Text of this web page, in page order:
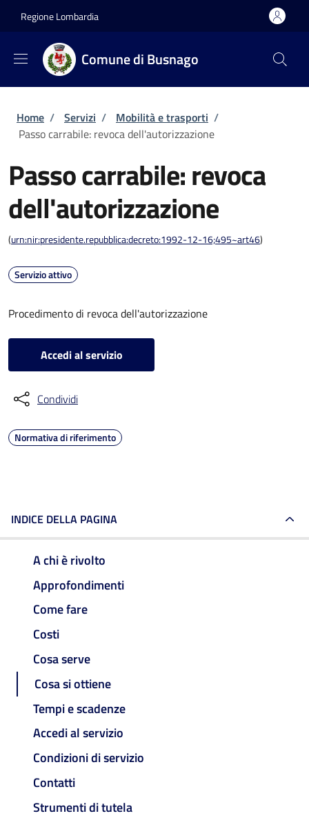
Regione Lombardia
Comune di Busnago
Briciole di pane
Home / Servizi / Mobilità e trasporti /
Passo carrabile: revoca dell'autorizzazione
Passo carrabile: revoca
dell'autorizzazione
(urn:nir:presidente.repubblica:decreto:1992-12-16;495~art46)
Servizio attivo
Procedimento di revoca dell'autorizzazione
Accedi al servizio
Condividi
Normativa di riferimento
INDICE DELLA PAGINA
A chi è rivolto
Approfondimenti
Come fare
Costi
Cosa serve
Cosa si ottiene
Tempi e scadenze
Accedi al servizio
Condizioni di servizio
Contatti
Strumenti di tutela